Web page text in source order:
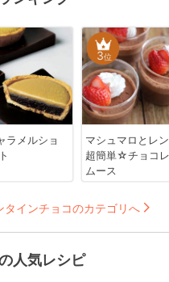
ラメルショ
3位
マシュマロとレ
超簡単☆チョコ
ムース
タインチョコのカテゴリへ
人気レシピ